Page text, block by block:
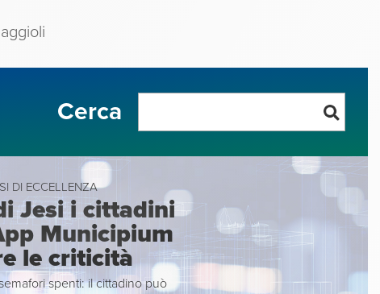
Cerca
DI ECCELLENZA
Jesi i cittadini
Municipium
le criticità
spenti: il cittadino può